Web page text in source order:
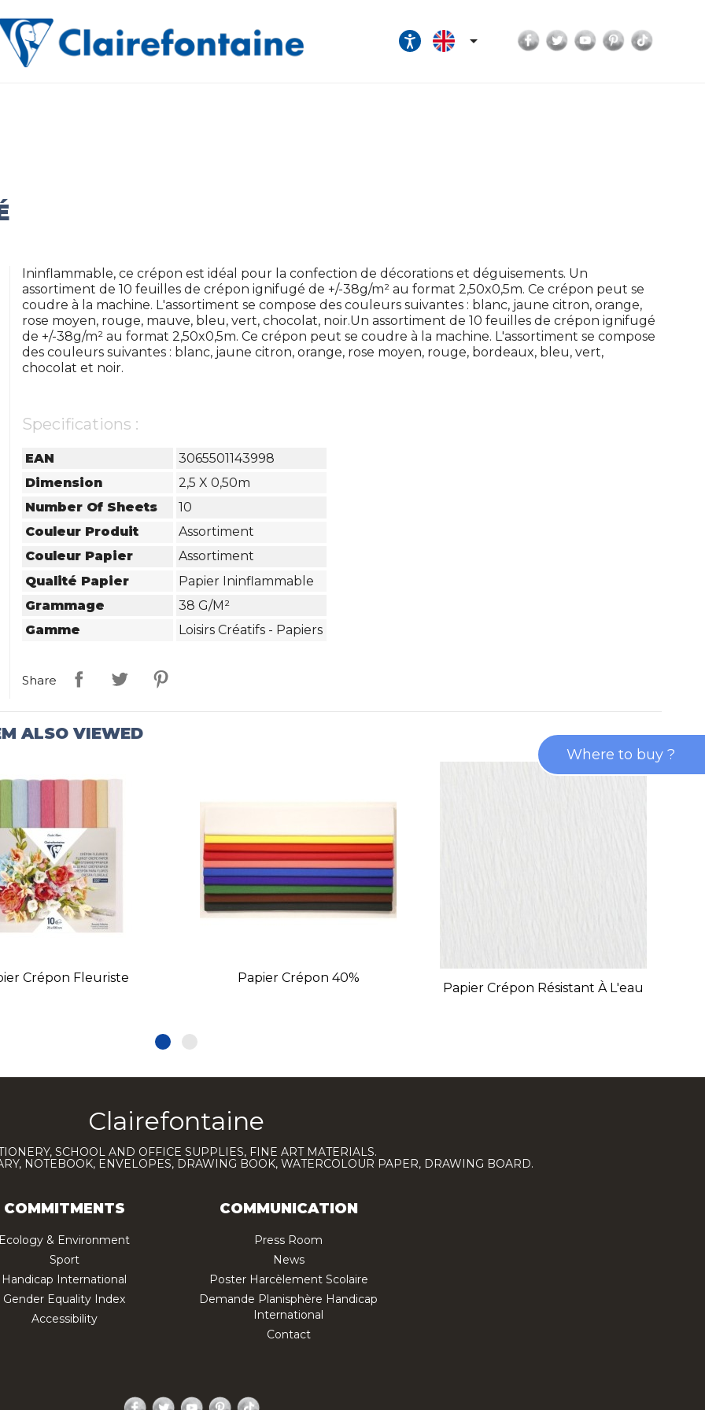
 Facebook
TwitterYouTubePinterest
Ininflammable, ce crépon est idéal pour la confection de décorations et déguisements. Un
assortiment de 10 feuilles de crépon ignifugé de +/-38g/m² au format 2,50x0,5m. Ce crépon peut se
coudre à la machine. L'assortiment se compose des couleurs suivantes : blanc, jaune citron, orange,
rose moyen, rouge, mauve, bleu, vert, chocolat, noir.Un assortiment de 10 feuilles de crépon ignifugé
de +/-38g/m² au format 2,50x0,5m. Ce crépon peut se coudre à la machine. L'assortiment se compose
des couleurs suivantes : blanc, jaune citron, orange, rose moyen, rouge, bordeaux, bleu, vert,
chocolat et noir.
Specifications :
EAN
3065501143998
Dimension
2,5 X 0,50m
Number Of Sheets
10
Couleur Produit
Assortiment
Couleur Papier
Assortiment
Qualité Papier
Papier Ininflammable
Grammage
38 G/m²
Gamme
Loisirs Créatifs - Papiers
Share
ALSO VIEWED
Crépon Fleuriste Papier Crépon 40%
Papier Crépon Résistant À L'eau
Clairefontaine
SCHOOL AND OFFICE SUPPLIES, FINE ART MATERIALS.
NOTEBOOK, ENVELOPES, DRAWING BOOK, WATERCOLOUR PAPER, DRAWING BOARD.
COMMITMENTS
& Environment
Sport
Handicap International
Gender Equality Index
Accessibility
COMMUNICATION
Press Room
News
Poster Harcèlement Scolaire
Demande Planisphère Handicap
International
Contact
Facebook
TwitterYouTubePinterest
Where to buy ?